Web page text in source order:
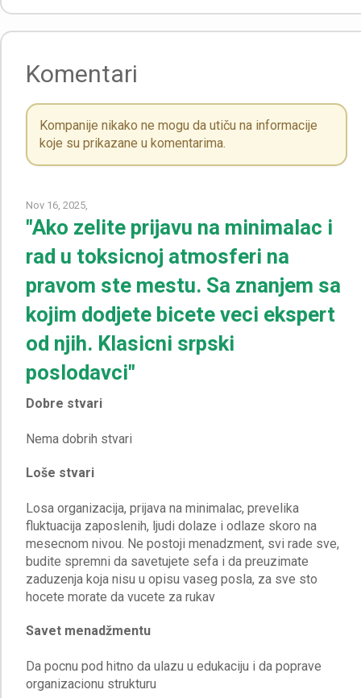
Komentari
Kompanije nikako ne mogu da utiču na informacije
koje su prikazane u komentarima.
Nov 16, 2025,
"Ako zelite prijavu na minimalac i
rad u toksicnoj atmosferi na
pravom ste mestu. Sa znanjem sa
kojim dodjete bicete veci ekspert
od njih. Klasicni srpski
poslodavci"
Dobre stvari
Loše stvari
Losa organizacija, prijava na minimalac, prevelika
fluktuacija zaposlenih, ljudi dolaze i odlaze skoro na
mesecnom nivou. Ne postoji menadzment, svi rade sve,
budite spremni da savetujete sefa i da preuzimate
zaduzenja koja nisu u opisu vaseg posla, za sve sto
Savet menadžmentu
Da pocnu pod hitno da ulazu u edukaciju i da poprave